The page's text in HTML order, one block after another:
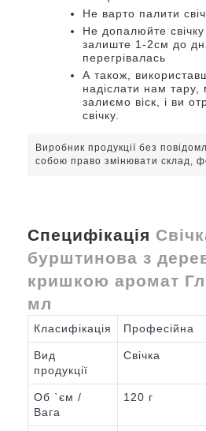
Не варто палити
Не допалюйте свічку
залиште 1-2см до
перегрівалась
А також,
надіслати нам тару,
залиємо віск, і ви
свічку.
Виробник продукції без
собою право змінювати склад,
Специфікація
бурштинова з
кришкою аромат
мл
Класифікація Професійна
Вид
продукції
Свічка
Об `єм /
Вага
120 г